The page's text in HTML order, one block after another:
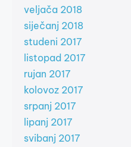
veljača 2018
siječanj 2018
studeni 2017
listopad 2017
rujan 2017
kolovoz 2017
srpanj 2017
lipanj 2017
svibanj 2017